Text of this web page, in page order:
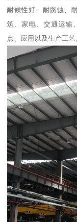
耐候性好、耐腐蚀、
筑、家电、交通运输
点、应用以及生产工艺